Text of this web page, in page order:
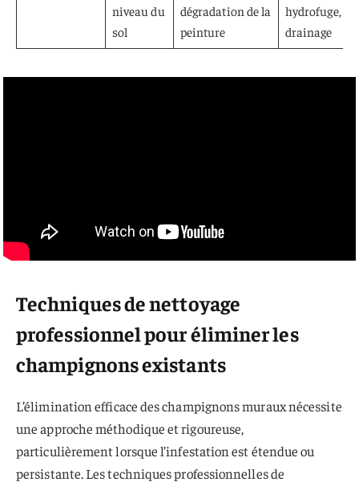
niveau du
sol
dégradation de la
peinture
hydrofuge,
drainage
Techniques de nettoyage
professionnel pour éliminer les
champignons existants
L’élimination efficace des champignons muraux nécessite
une approche méthodique et rigoureuse,
particulièrement lorsque l’infestation est étendue ou
persistante. Les techniques professionnelles de